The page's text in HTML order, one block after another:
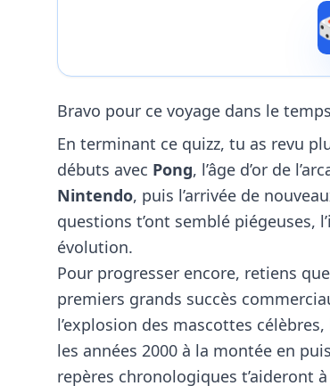
Bravo pour ce voyage dans le
En terminant ce quizz, tu as revu
débuts avec Pong, l’âge d’or de
Nintendo, puis l’arrivée de
questions t’ont semblé piégeuses,
évolution.
Pour progresser encore, retiens
premiers grands succès
l’explosion des mascottes
les années 2000 à la montée en
repères chronologiques t’aideront